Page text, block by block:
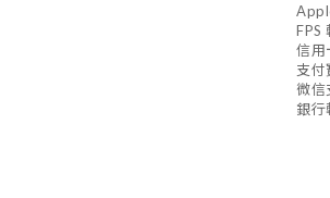
FPS
信用
支付
微信
銀行